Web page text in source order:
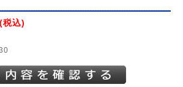
(税込)